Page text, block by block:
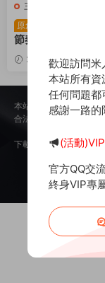
三網H5小遊戲
原創
三網H5小遊
節奏狂】Win一鍵
nux手工服務端+視
程
2025-12-11 361
本站所提供的内容均來
合法權益，請來信通知
下載用戶僅供學習交流
Copyright ©
投訴郵箱：
歡迎訪問米
本站所有資
任何問題都
感謝一路的
(活動
官方QQ交
終身VIP專